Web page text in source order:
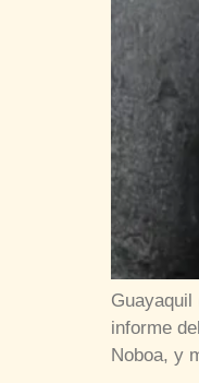
informe
Noboa, y